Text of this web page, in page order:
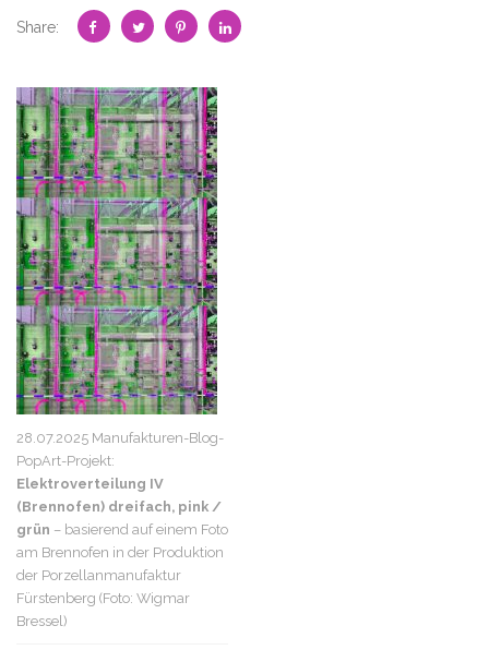
Share:
28.07.2025 Manufakturen-Blog-
PopArt-Projekt:
Elektroverteilung IV
(Brennofen) dreifach, pink /
grün – basierend auf einem Foto
am Brennofen in der Produktion
der Porzellanmanufaktur
Fürstenberg (Foto: Wigmar
Bressel)